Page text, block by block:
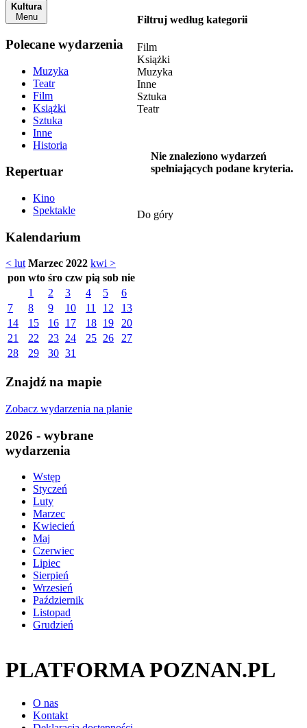
Kultura
Menu
Polecane wydarzenia
Muzyka
Teatr
Film
Książki
Sztuka
Inne
Historia
Repertuar
Kino
Spektakle
Kalendarium
< lut Marzec 2022 kwi >
pon wto śro czw pią sob nie
1
2 3 4 5
6
7
8 9 10 11 12
13
14
15 16 17 18 19
20
21
22 23 24 25 26
27
28
29 30 31
Znajdź na mapie
Zobacz wydarzenia na planie
2026 - wybrane
wydarzenia
Wstęp
Styczeń
Luty
Marzec
Kwiecień
Maj
Czerwiec
Lipiec
Sierpień
Wrzesień
Październik
Listopad
Grudzień
Filtruj według kategorii
Film
Książki
Muzyka
Inne
Sztuka
Teatr
Nie znaleziono wydarzeń
spełniających podane kryteria.
Do góry
PLATFORMA POZNAN.PL
O nas
Kontakt